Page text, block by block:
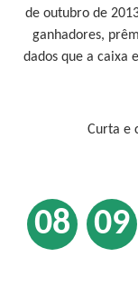
de outubro de
ganhadores,
dados que a caixa
Curta e
08 09